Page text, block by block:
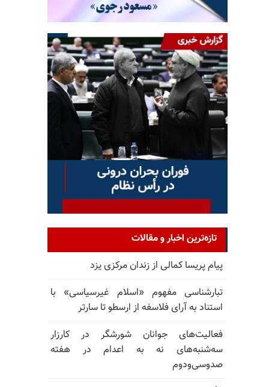
تازه‌ترین اخبار و مقالات
پیام پریسا کمالی از زندان مرکزی یزد
تبارشناسی مفهوم «اسلام غیرسیاسی» با
استناد به آرای فلاسفه از ارسطو تا سارتر
فعالیت‌های جوانان شورشگر در کارزار
سه‌شنبه‌های نه به اعدام در هفته
صدوسی‌و‌دوم